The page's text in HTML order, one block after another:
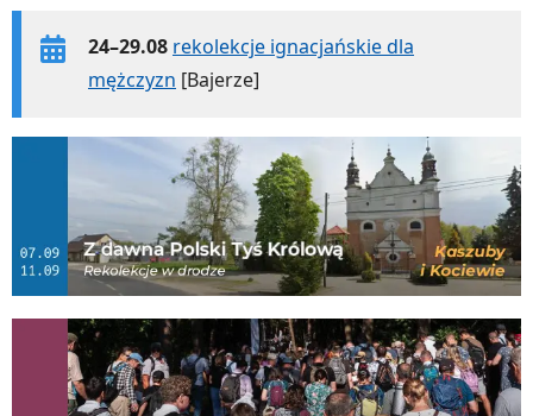
24–29.08 rekolekcje ignacjańskie dla
mężczyzn [Bajerze]